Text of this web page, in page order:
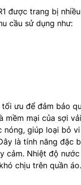
được trang bị
cầu sử dụng như:
ưu để đảm bảo
mềm mại của sợi
giúp loại bỏ
là tính năng đặc
cảm. Nhiệt độ
chịu trên quần